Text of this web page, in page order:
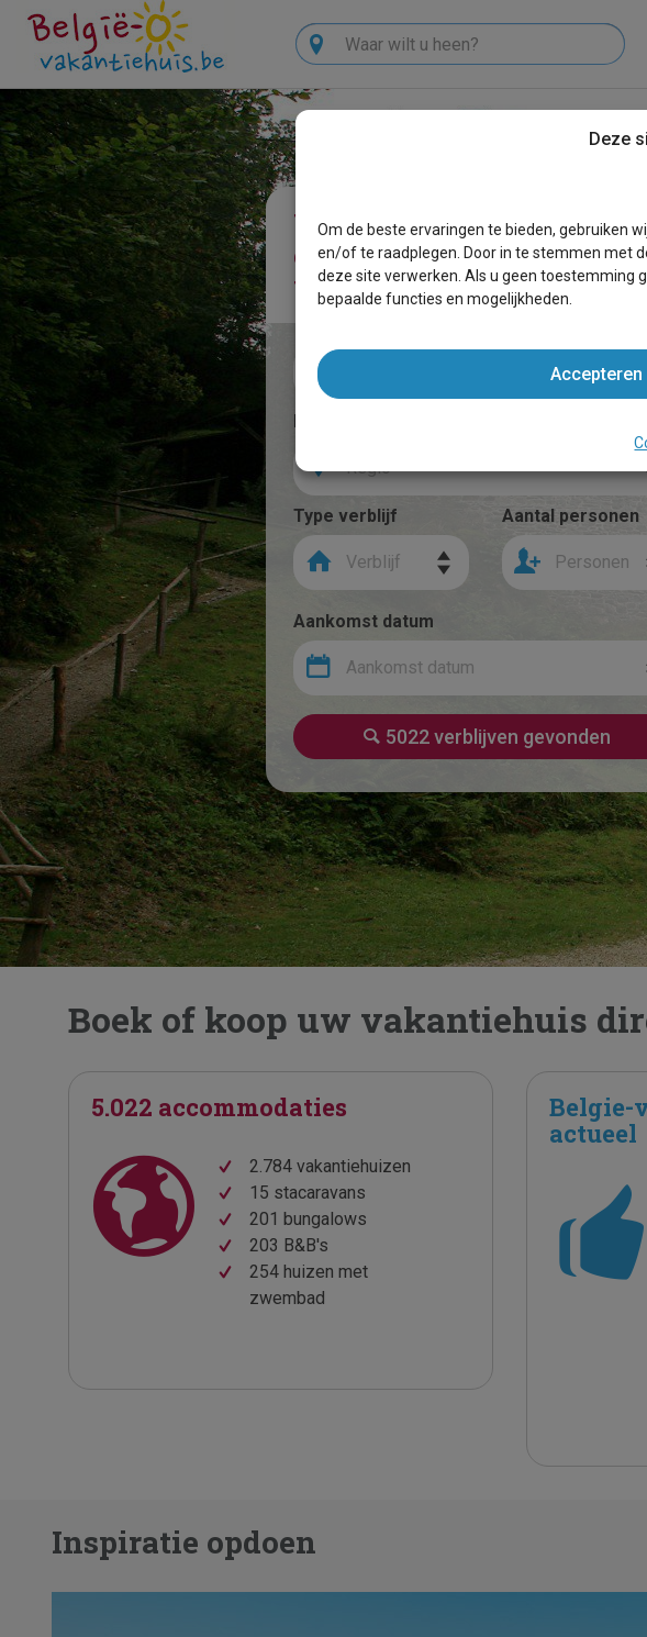
Zoeken
Vind en boek of koop
eenvoudig uw
vakantiehuis
Huur
Bestemming
Regio
Type verblijf
Verblijf
Aantal personen
Personen
Aankomst datum
Aankomst datum
5022 verblijven gevonden
Boek of koop uw vakantiehuis
5.022 accommodaties
2.784 vakantiehuizen
15 stacaravans
201 bungalows
203 B&B's
254 huizen met
zwembad
Belgie-
actueel
Inspiratie opdoen
Deze
Om de beste ervaringen te bieden, gebruiken
en/of te raadplegen. Door in te stemmen met
deze site verwerken. Als u geen toestemming
bepaalde functies en mogelijkheden.
Accepteren